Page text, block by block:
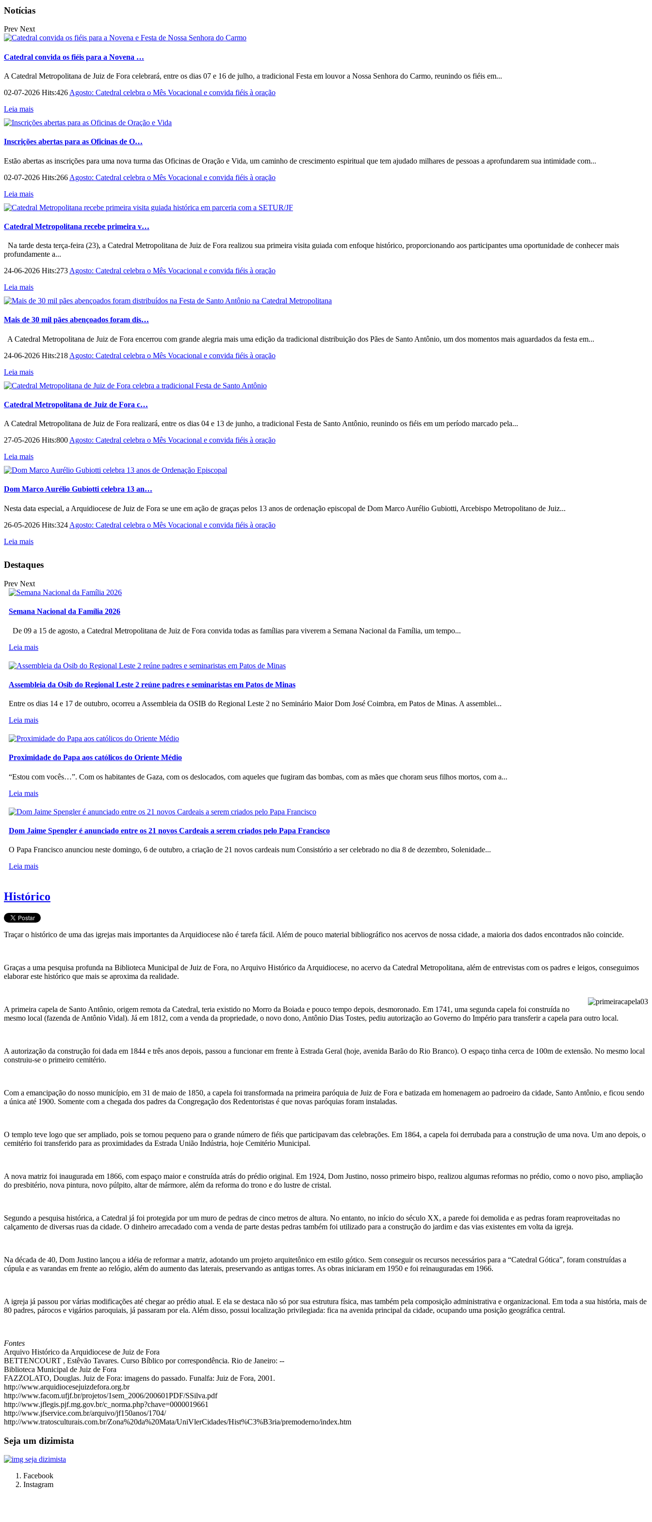
Notícias
Prev Next
Catedral convida os fiéis para a Novena …
A Catedral Metropolitana de Juiz de Fora celebrará, entre os dias 07 e 16 de julho, a tradicional Festa em louvor a Nossa Senhora do Carmo, reunindo os fiéis em...
02-07-2026 Hits:426 Agosto: Catedral celebra o Mês Vocacional e convida fiéis à oração
Leia mais
Inscrições abertas para as Oficinas de O…
Estão abertas as inscrições para uma nova turma das Oficinas de Oração e Vida, um caminho de crescimento espiritual que tem ajudado milhares de pessoas a aprofundarem sua intimidade com...
02-07-2026 Hits:266 Agosto: Catedral celebra o Mês Vocacional e convida fiéis à oração
Leia mais
Catedral Metropolitana recebe primeira v…
Na tarde desta terça-feira (23), a Catedral Metropolitana de Juiz de Fora realizou sua primeira visita guiada com enfoque histórico, proporcionando aos participantes uma oportunidade de conhecer mais
profundamente a...
24-06-2026 Hits:273 Agosto: Catedral celebra o Mês Vocacional e convida fiéis à oração
Leia mais
Mais de 30 mil pães abençoados foram dis…
A Catedral Metropolitana de Juiz de Fora encerrou com grande alegria mais uma edição da tradicional distribuição dos Pães de Santo Antônio, um dos momentos mais aguardados da festa em...
24-06-2026 Hits:218 Agosto: Catedral celebra o Mês Vocacional e convida fiéis à oração
Leia mais
Catedral Metropolitana de Juiz de Fora c…
A Catedral Metropolitana de Juiz de Fora realizará, entre os dias 04 e 13 de junho, a tradicional Festa de Santo Antônio, reunindo os fiéis em um período marcado pela...
27-05-2026 Hits:800 Agosto: Catedral celebra o Mês Vocacional e convida fiéis à oração
Leia mais
Dom Marco Aurélio Gubiotti celebra 13 an…
Nesta data especial, a Arquidiocese de Juiz de Fora se une em ação de graças pelos 13 anos de ordenação episcopal de Dom Marco Aurélio Gubiotti, Arcebispo Metropolitano de Juiz...
26-05-2026 Hits:324 Agosto: Catedral celebra o Mês Vocacional e convida fiéis à oração
Leia mais
Destaques
Prev Next
Semana Nacional da Família 2026
De 09 a 15 de agosto, a Catedral Metropolitana de Juiz de Fora convida todas as famílias para viverem a Semana Nacional da Família, um tempo...
Leia mais
Assembleia da Osib do Regional Leste 2 reúne padres e seminaristas em Patos de Minas
Entre os dias 14 e 17 de outubro, ocorreu a Assembleia da OSIB do Regional Leste 2 no Seminário Maior Dom José Coimbra, em Patos de Minas. A assemblei...
Leia mais
Proximidade do Papa aos católicos do Oriente Médio
“Estou com vocês…”. Com os habitantes de Gaza, com os deslocados, com aqueles que fugiram das bombas, com as mães que choram seus filhos mortos, com a...
Leia mais
Dom Jaime Spengler é anunciado entre os 21 novos Cardeais a serem criados pelo Papa Francisco
O Papa Francisco anunciou neste domingo, 6 de outubro, a criação de 21 novos cardeais num Consistório a ser celebrado no dia 8 de dezembro, Solenidade...
Leia mais
Histórico
Traçar o histórico de uma das igrejas mais importantes da Arquidiocese não é tarefa fácil. Além de pouco material bibliográfico nos acervos de nossa cidade, a maioria dos dados encontrados não coincide.
Graças a uma pesquisa profunda na Biblioteca Municipal de Juiz de Fora, no Arquivo Histórico da Arquidiocese, no acervo da Catedral Metropolitana, além de entrevistas com os padres e leigos, conseguimos
elaborar este histórico que mais se aproxima da realidade.
A primeira capela de Santo Antônio, origem remota da Catedral, teria existido no Morro da Boiada e pouco tempo depois, desmoronado. Em 1741, uma segunda capela foi construída no
mesmo local (fazenda de Antônio Vidal). Já em 1812, com a venda da propriedade, o novo dono, Antônio Dias Tostes, pediu autorização ao Governo do Império para transferir a capela para outro local.
A autorização da construção foi dada em 1844 e três anos depois, passou a funcionar em frente à Estrada Geral (hoje, avenida Barão do Rio Branco). O espaço tinha cerca de 100m de extensão. No mesmo local
construiu-se o primeiro cemitério.
Com a emancipação do nosso município, em 31 de maio de 1850, a capela foi transformada na primeira paróquia de Juiz de Fora e batizada em homenagem ao padroeiro da cidade, Santo Antônio, e ficou sendo
a única até 1900. Somente com a chegada dos padres da Congregação dos Redentoristas é que novas paróquias foram instaladas.
O templo teve logo que ser ampliado, pois se tornou pequeno para o grande número de fiéis que participavam das celebrações. Em 1864, a capela foi derrubada para a construção de uma nova. Um ano depois, o
cemitério foi transferido para as proximidades da Estrada União Indústria, hoje Cemitério Municipal.
A nova matriz foi inaugurada em 1866, com espaço maior e construída atrás do prédio original. Em 1924, Dom Justino, nosso primeiro bispo, realizou algumas reformas no prédio, como o novo piso, ampliação
do presbitério, nova pintura, novo púlpito, altar de mármore, além da reforma do trono e do lustre de cristal.
Segundo a pesquisa histórica, a Catedral já foi protegida por um muro de pedras de cinco metros de altura. No entanto, no início do século XX, a parede foi demolida e as pedras foram reaproveitadas no
calçamento de diversas ruas da cidade. O dinheiro arrecadado com a venda de parte destas pedras também foi utilizado para a construção do jardim e das vias existentes em volta da igreja.
Na década de 40, Dom Justino lançou a idéia de reformar a matriz, adotando um projeto arquitetônico em estilo gótico. Sem conseguir os recursos necessários para a “Catedral Gótica”, foram construídas a
cúpula e as varandas em frente ao relógio, além do aumento das laterais, preservando as antigas torres. As obras iniciaram em 1950 e foi reinauguradas em 1966.
A igreja já passou por várias modificações até chegar ao prédio atual. E ela se destaca não só por sua estrutura física, mas também pela composição administrativa e organizacional. Em toda a sua história, mais de
80 padres, párocos e vigários paroquiais, já passaram por ela. Além disso, possui localização privilegiada: fica na avenida principal da cidade, ocupando uma posição geográfica central.
Fontes
Arquivo Histórico da Arquidiocese de Juiz de Fora
BETTENCOURT , Estêvão Tavares. Curso Bíblico por correspondência. Rio de Janeiro: --
Biblioteca Municipal de Juiz de Fora
FAZZOLATO, Douglas. Juiz de Fora: imagens do passado. Funalfa: Juiz de Fora, 2001.
http://www.arquidiocesejuizdefora.org.br
http://www.facom.ufjf.br/projetos/1sem_2006/200601PDF/SSilva.pdf
http://www.jflegis.pjf.mg.gov.br/c_norma.php?chave=0000019661
http://www.jfservice.com.br/arquivo/jf150anos/1704/
http://www.tratosculturais.com.br/Zona%20da%20Mata/UniVlerCidades/Hist%C3%B3ria/premoderno/index.htm
Seja um dizimista
Facebook
Instagram